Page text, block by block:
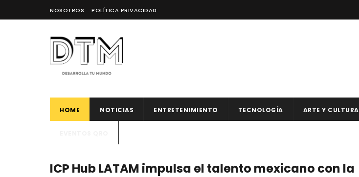
NOSOTROS POLÍTICA PRIVACIDAD
HOME NOTICIAS ENTRETENIMIENTO TECNOLOGÍA ARTE Y CULTURA
ICP Hub LATAM impulsa el talento mexicano con la